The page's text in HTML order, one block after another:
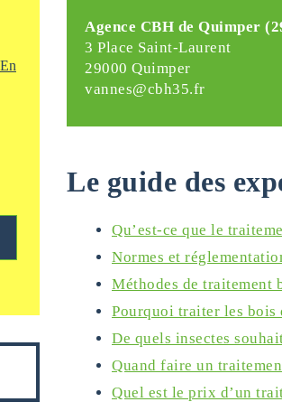
En
Agence CBH de Quimper
3 Place Saint-Laurent
29000 Quimper
vannes@cbh35.fr
Le guide des
Qu’est-ce que le
Normes et
Méthodes de traitement
Pourquoi traiter les bois
De quels insectes
Quand faire un
Quel est le prix d’un